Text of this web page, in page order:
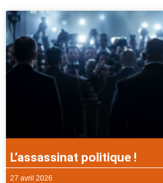
L’assassinat politique !
27 avril 2026